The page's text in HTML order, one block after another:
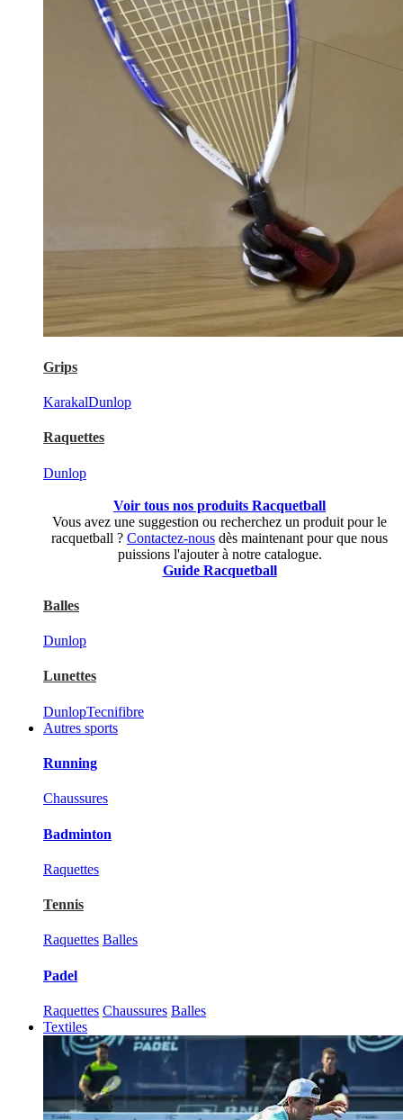
Grips
KarakalDunlop
Raquettes
Dunlop
Voir tous nos produits Racquetball
Vous avez une suggestion ou recherchez un produit pour le
racquetball ? Contactez-nous dès maintenant pour que nous
puissions l'ajouter à notre catalogue.
Guide Racquetball
Balles
Dunlop
Lunettes
DunlopTecnifibre
Autres sports
Running
Chaussures
Badminton
Raquettes
Tennis
Raquettes Balles
Padel
Raquettes Chaussures Balles
Textiles